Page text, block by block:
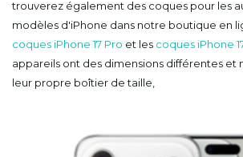
trouverez également des coques pour les
modèles d'iPhone dans notre boutique en
coques iPhone 17 Pro et les coques iPhone
appareils ont des dimensions différentes et
leur propre boîtier de taille,